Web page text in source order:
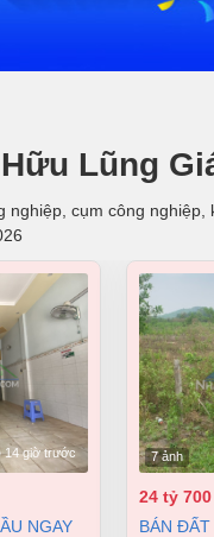
Lũng
cụm công
14 giờ trước 7 ảnh
24 tỷ
BÁN ĐẤT XÃ XUÂN HIỆP